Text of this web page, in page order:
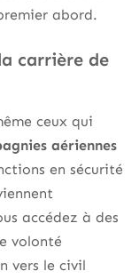
abord.
carrière de
ceux qui
aériennes
en sécurité
accédez à des
volonté
vers le civil